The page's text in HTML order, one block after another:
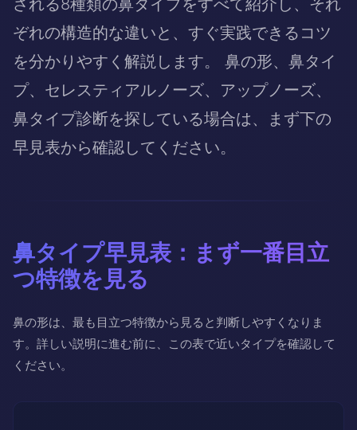
ぞれの構造的な違いと、すぐ実践できるコツ
を分かりやすく解説します。 鼻の形、鼻タイ
プ、セレスティアルノーズ、アップノーズ、
鼻タイプ診断を探している場合は、まず下の
早見表から確認してください。
鼻タイプ早見表：まず一番目立
つ特徴を見る
鼻の形は、最も目立つ特徴から見ると判断しやすくなりま
す。詳しい説明に進む前に、この表で近いタイプを確認して
ください。